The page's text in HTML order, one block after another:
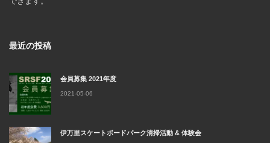
最近の投稿
会員募集 2021年度
2021-05-06
伊万里スケートボードパーク清掃活動 & 体験会